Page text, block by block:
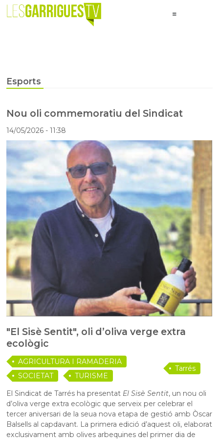
Esports
Nou oli commemoratiu del Sindicat
14/05/2026- 11:38
"El Sisè Sentit", oli d’oliva verge extra
ecològic
AGRICULTURA I RAMADERIA
SOCIETAT
TURISME
Tarrés
El Sindicat de Tarrés ha presentat El Sisè Sentit, un nou oli
d’oliva verge extra ecològic que serveix per celebrar el
tercer aniversari de la seua nova etapa de gestió amb Òscar
Balsells al capdavant. La primera edició d’aquest oli, elaborat
exclusivament amb olives arbequines del primer dia de